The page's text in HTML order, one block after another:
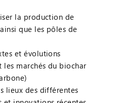
la production de
que les pôles de
et évolutions
marchés du biochar
lieux des différentes